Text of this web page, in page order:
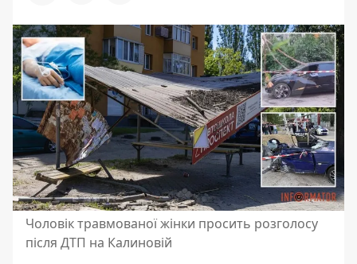
Чоловік травмованої жінки просить розголосу
після ДТП на Калиновій